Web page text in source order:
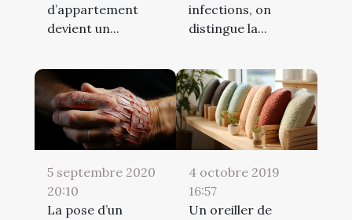
d’appartement
devient un...
infections, on
distingue la...
5 septembre 2020
20:10
La pose d’un
4 octobre 2019
16:57
Un oreiller de